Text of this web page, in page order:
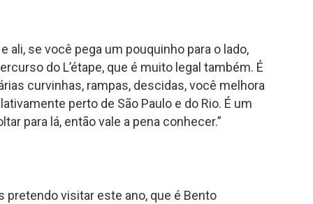
ali, se você pega um pouquinho para o lado,
do L’étape, que é muito legal também. É
curvinhas, rampas, descidas, você melhora
perto de São Paulo e do Rio. É um
para lá, então vale a pena conhecer.”
pretendo visitar este ano, que é Bento